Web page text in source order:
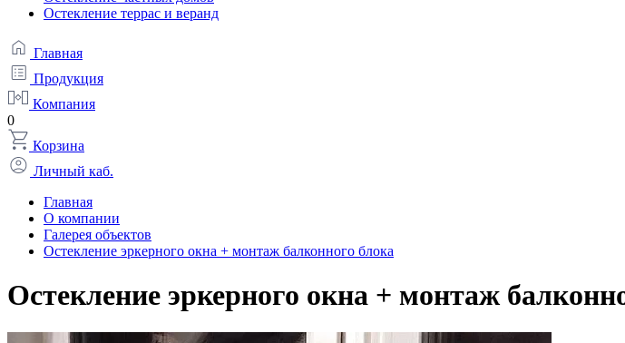
Остекление террас и веранд
Главная
Продукция
Компания
0
Корзина
Личный каб.
Главная
О компании
Галерея объектов
Остекление эркерного окна + монтаж балконного блока
Остекление эркерного окна + монтаж